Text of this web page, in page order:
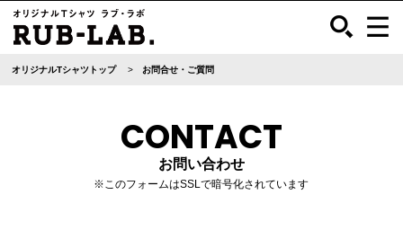
オリジナルTシャツトップ お問合せ・ご質問
CONTACT
お問い合わせ
※このフォームはSSLで暗号化されています